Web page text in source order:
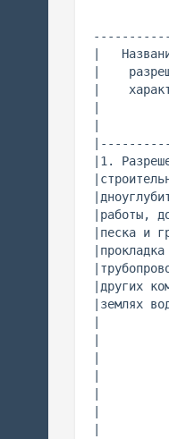
|
|
|
|
|
|1.
|работы,
|песка
|других
|землях
|
|
|
|
|
|
|